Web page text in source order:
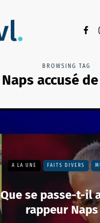
BROWSING TAG
Naps accusé
A LA UNE FAITS DIVERS
Que se passe-t-il
rappeur Naps